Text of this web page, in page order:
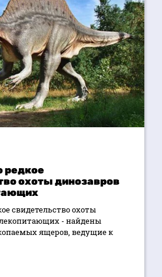
редкое
охоты динозавров
свидетельство охоты
- найдены
ящеров, ведущие к